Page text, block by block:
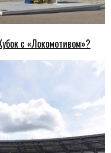
с «Локомотивом»?